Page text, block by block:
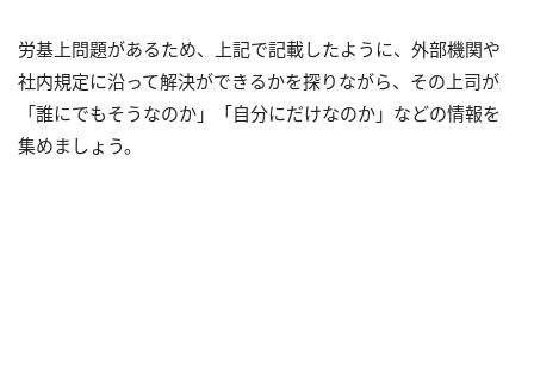
労基上問題があるため、上記で記載したように、外部機関や
社内規定に沿って解決ができるかを探りながら、その上司が
「誰にでもそうなのか」「自分にだけなのか」などの情報を
集めましょう。